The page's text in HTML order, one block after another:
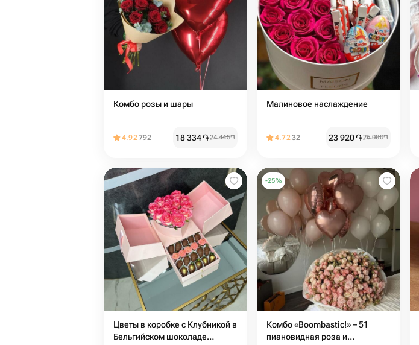
Комбо розы и шары
4.92792 18 334֏24 445֏
Малиновое наслаждение
4.7232 23 920֏26 000֏
Цветы в коробке с Клубникой в
Бельгийском шоколаде
-25%
Комбо «Boombastic!» – 51
пиановидная роза и